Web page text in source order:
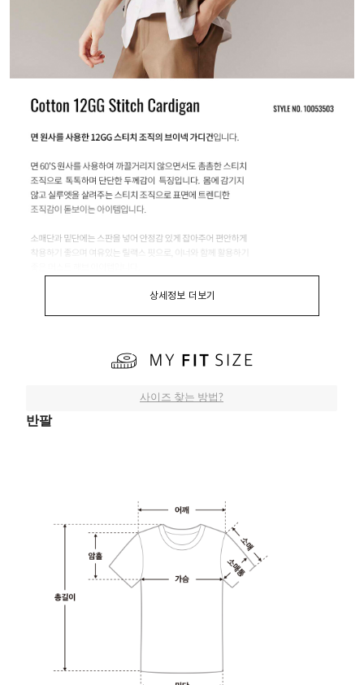
상세정보 더보기